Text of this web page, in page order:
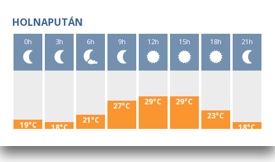
HOLNAPUTÁN
0h
19°C
3h
18°C
6h
21°C
9h
27°C
12h
29°C
15h
29°C
18h
23°C
21h
18°C